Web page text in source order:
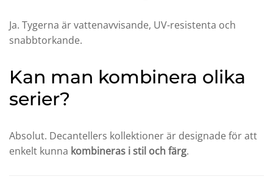
Ja. Tygerna är vattenavvisande, UV-resistenta och
snabbtorkande.
Kan man kombinera olika
serier?
Absolut. Decantellers kollektioner är designade för att
enkelt kunna kombineras i stil och färg.